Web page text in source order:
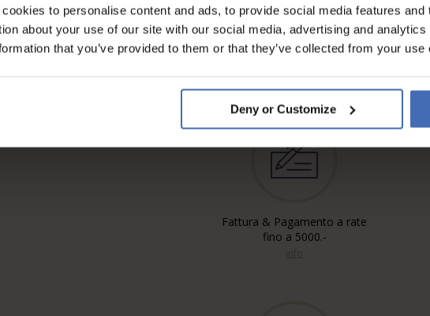
cookies to personalise content and ads, to provide social media features
about your use of our site with our social media, advertising and
that you’ve provided to them or that they’ve collected from your
Deny or Customize
Fattura & Pagamento a rate
fino a 5000.-